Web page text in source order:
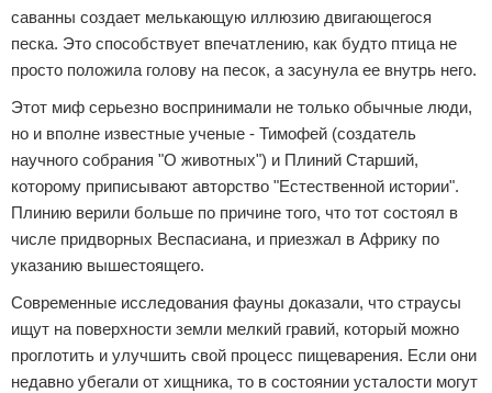
саванны создает мелькающую иллюзию двигающегося
песка. Это способствует впечатлению, как будто птица не
просто положила голову на песок, а засунула ее внутрь него.
Этот миф серьезно воспринимали не только обычные люди,
но и вполне известные ученые - Тимофей (создатель
научного собрания "О животных") и Плиний Старший,
которому приписывают авторство "Естественной истории".
Плинию верили больше по причине того, что тот состоял в
числе придворных Веспасиана, и приезжал в Африку по
указанию вышестоящего.
Современные исследования фауны доказали, что страусы
ищут на поверхности земли мелкий гравий, который можно
проглотить и улучшить свой процесс пищеварения. Если они
недавно убегали от хищника, то в состоянии усталости могут